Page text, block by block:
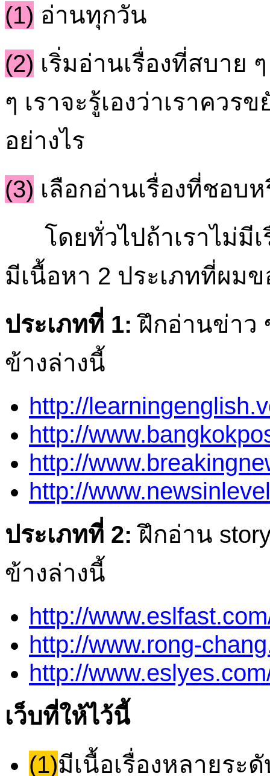
(1) อ่านทุกวัน
(2) เริ่มอ่านเรื่องที่สบาย
ๆ เราจะรู้เองว่าเราคว
อย่างไร
(3) เลือกอ่านเรื่องที่ชอบ
โดยทั่วไปถ้าเราไม่มีเ
มีเนื้อหา 2 ประเภทที่ผม
ประเภทที่ 1: ฝึกอ่านข่าว
ข้างล่างนี้
http://
http://
http://
http://
ประเภทที่ 2: ฝึกอ่าน
ข้างล่างนี้
http://
http://www.rong-
http://
เว็บที่ให้ไว้นี้
(1)มีเนื้อเรื่องหลายระ